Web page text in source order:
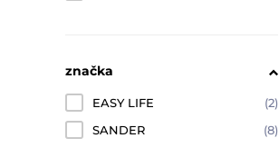
značka
EASY LIFE
(2)
SANDER
(8)